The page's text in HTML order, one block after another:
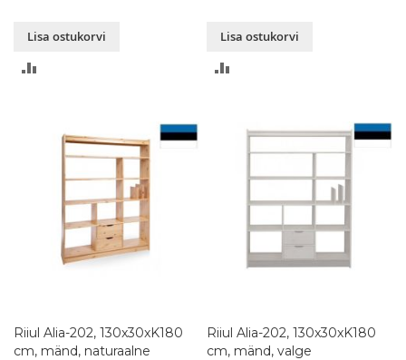
Lisa ostukorvi
Lisa ostukorvi
Riiul Alia-202, 130x30xK180
cm, mänd, naturaalne
Riiul Alia-202, 130x30xK180
cm, mänd, valge